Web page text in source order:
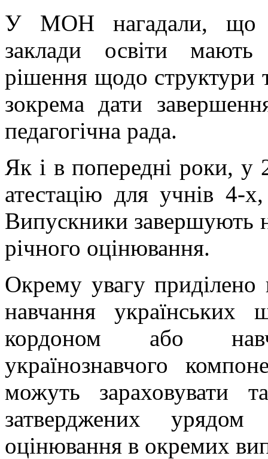
У МОН нагадали, що
заклади освіти мають
рішення щодо структури
зокрема дати
педагогічна рада.
Як і в попередні роки, у
атестацію для учнів 4-
Випускники завершують
річного оцінювання.
Окрему увагу приділено
навчання українських
кордоном або
українознавчого
можуть зараховувати
затверджених
оцінювання в окремих